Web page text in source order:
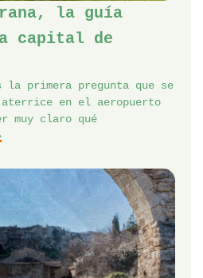
la guía
capital de
la primera pregunta que se
aterrice en el aeropuerto
muy claro qué